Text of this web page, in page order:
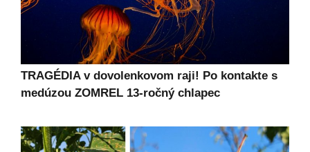
TRAGÉDIA v dovolenkovom raji! Po kontakte s
medúzou ZOMREL 13-ročný chlapec